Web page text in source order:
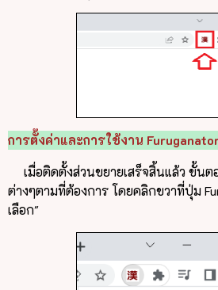
การตั้งค่าและการใช้งาน
เมื่อติดตั้งส่วนขยายเสร็จสิ้นแล้ว ขั้น
ต่างๆตามที่ต้องการ โดยคลิกขวาที่ปุ่ม
เลือก"